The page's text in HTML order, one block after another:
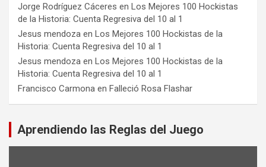
Jorge Rodríguez Cáceres en Los Mejores 100 Hockistas
de la Historia: Cuenta Regresiva del 10 al 1
Jesus mendoza en Los Mejores 100 Hockistas de la
Historia: Cuenta Regresiva del 10 al 1
Jesus mendoza en Los Mejores 100 Hockistas de la
Historia: Cuenta Regresiva del 10 al 1
Francisco Carmona en Falleció Rosa Flashar
Aprendiendo las Reglas del Juego